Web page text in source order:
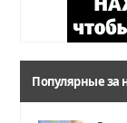
Популярные за